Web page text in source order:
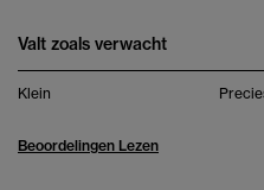
Valt zoals verwacht
Klein
Beoordelingen Lezen